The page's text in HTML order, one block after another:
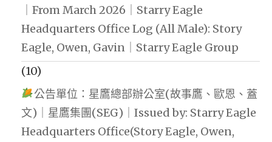
｜From March 2026｜Starry Eagle
Headquarters Office Log (All Male): Story
Eagle, Owen, Gavin｜Starry Eagle Group
(10)
公告單位：星鷹總部辦公室(故事鷹、歐恩、蓋
文)｜星鷹集團(SEG)｜Issued by: Starry Eagle
Headquarters Office(Story Eagle, Owen,